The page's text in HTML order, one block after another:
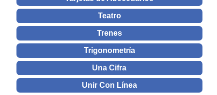
Teatro
Trenes
Trigonometría
Una Cifra
Unir Con Línea